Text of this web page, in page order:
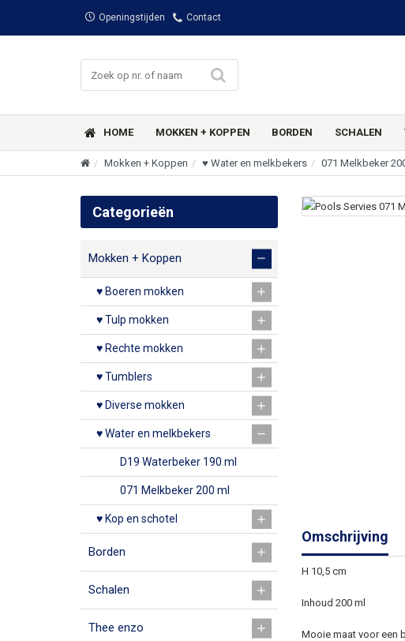
Openingstijden Contact
HOME MOKKEN + KOPPEN BORDEN SCHALEN
Mokken + Koppen ♥ Water en melkbekers 071 Melkbeker
Categorieën
Mokken + Koppen
♥ Boeren mokken
♥ Tulp mokken
♥ Rechte mokken
♥ Tumblers
♥ Diverse mokken
♥ Water en melkbekers
D19 Waterbeker 190 ml
071 Melkbeker 200 ml
♥ Kop en schotel
Borden
Schalen
Thee enzo
Omschrijving
H 10,5 cm
Inhoud 200 ml
Mooie maat voor een